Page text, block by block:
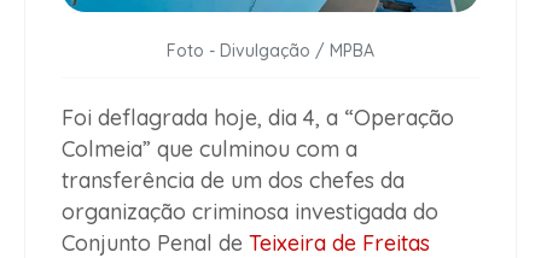
Foto - Divulgação / MPBA
Foi deflagrada hoje, dia 4, a “Operação
Colmeia” que culminou com a
transferência de um dos chefes da
organização criminosa investigada do
Conjunto Penal de Teixeira de Freitas